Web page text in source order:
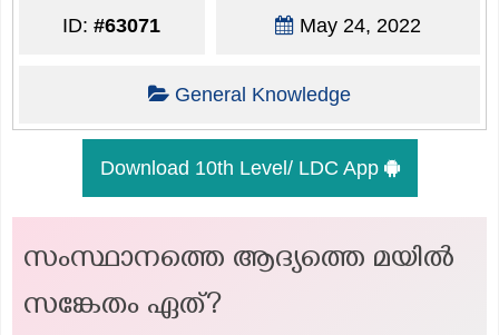
ID:#63071 May 24, 2022
General Knowledge
Download 10th Level/ LDC App
സംസ്ഥാനത്തെ ആദ്യത്തെ മയിൽ
സങ്കേതം ഏത്?